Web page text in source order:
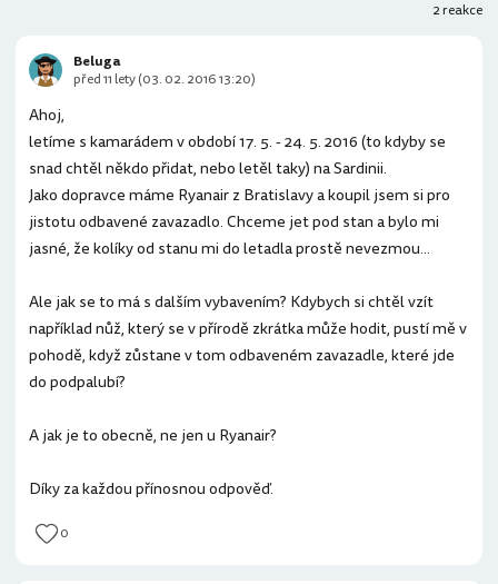
2 reakce
Ahoj,
letíme s kamarádem v období 17. 5. - 24. 5. 2016 (to kdyby se
snad chtěl někdo přidat, nebo letěl taky) na Sardinii.
Jako dopravce máme Ryanair z Bratislavy a koupil jsem si pro
jistotu odbavené zavazadlo. Chceme jet pod stan a bylo mi
jasné, že kolíky od stanu mi do letadla prostě nevezmou...
Ale jak se to má s dalším vybavením? Kdybych si chtěl vzít
například nůž, který se v přírodě zkrátka může hodit, pustí mě v
pohodě, když zůstane v tom odbaveném zavazadle, které jde
do podpalubí?
A jak je to obecně, ne jen u Ryanair?
Díky za každou přínosnou odpověď.
0
Beluga
před 11 lety (03. 02. 2016 13:20)